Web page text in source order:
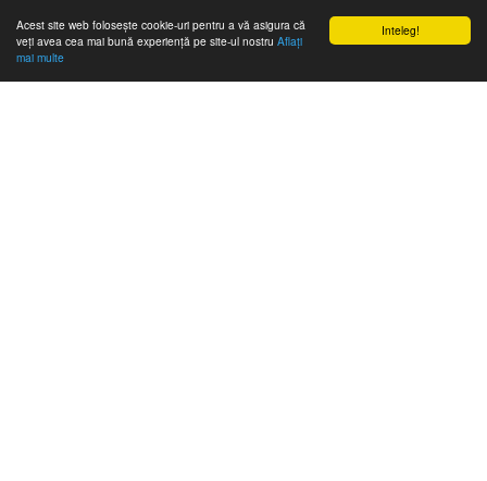
Inteleg!
Acest site web folosește cookie-uri pentru a vă asigura că
veți avea cea mai bună experiență pe site-ul nostru Aflați
mai multe